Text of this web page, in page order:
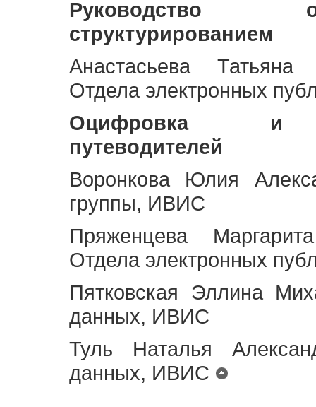
Руководство
структурированием
Анастасьева Татьяна
Отдела электронных
Оцифровка и
путеводителей
Воронкова Юлия
группы, ИВИС
Пряженцева
Отдела электронных
Пятковская Эллина
данных, ИВИС
Туль Наталья
данных, ИВИС